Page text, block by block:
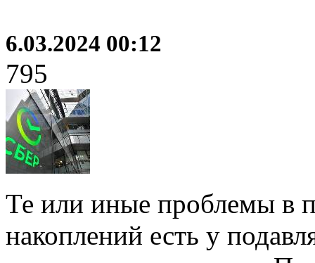
6.03.2024 00:12
795
Те или иные проблемы в
накоплений есть у